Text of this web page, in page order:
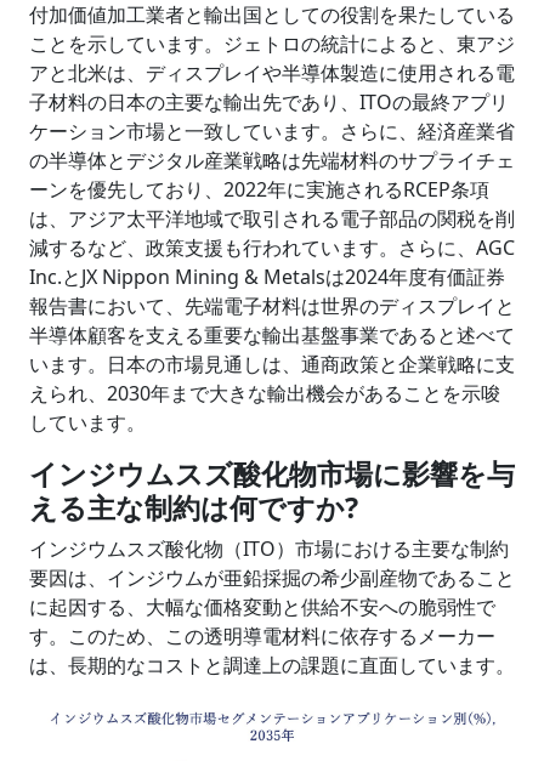
付加価値加工業者と輸出国としての役割を果たしている
ことを示しています。ジェトロの統計によると、東アジ
アと北米は、ディスプレイや半導体製造に使用される電
子材料の日本の主要な輸出先であり、ITOの最終アプリ
ケーション市場と一致しています。さらに、経済産業省
の半導体とデジタル産業戦略は先端材料のサプライチェ
ーンを優先しており、2022年に実施されるRCEP条項
は、アジア太平洋地域で取引される電子部品の関税を削
減するなど、政策支援も行われています。さらに、AGC
Inc.とJX Nippon Mining & Metalsは2024年度有価証券
報告書において、先端電子材料は世界のディスプレイと
半導体顧客を支える重要な輸出基盤事業であると述べて
います。日本の市場見通しは、通商政策と企業戦略に支
えられ、2030年まで大きな輸出機会があることを示唆
しています。
インジウムスズ酸化物市場に影響を与
える主な制約は何ですか?
インジウムスズ酸化物（ITO）市場における主要な制約
要因は、インジウムが亜鉛採掘の希少副産物であること
に起因する、大幅な価格変動と供給不安への脆弱性で
す。このため、この透明導電材料に依存するメーカー
は、長期的なコストと調達上の課題に直面しています。